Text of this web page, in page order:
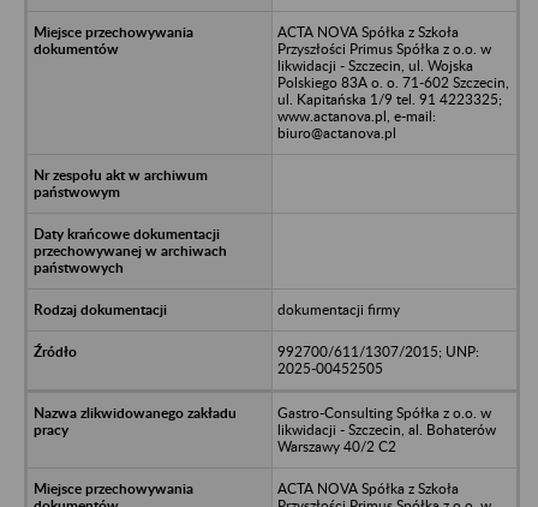
ACTA NOVA Spółka z Szkoła
Przyszłości Primus Spółka z o.o. w
likwidacji - Szczecin, ul. Wojska
Polskiego 83A o. o. 71-602 Szczecin,
ul. Kapitańska 1/9 tel. 91 4223325;
www.actanova.pl, e-mail:
biuro@actanova.pl
dokumentacji firmy
992700/611/1307/2015; UNP:
2025-00452505
Gastro-Consulting Spółka z o.o. w
likwidacji - Szczecin, al. Bohaterów
Warszawy 40/2 C2
ACTA NOVA Spółka z Szkoła